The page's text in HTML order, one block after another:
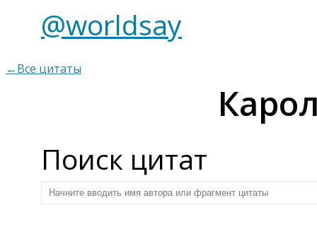
@worldsay
←Все цитаты
Поиск цитат